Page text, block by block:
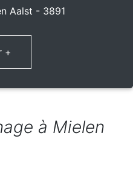
Aalst - 3891
+
à Mielen